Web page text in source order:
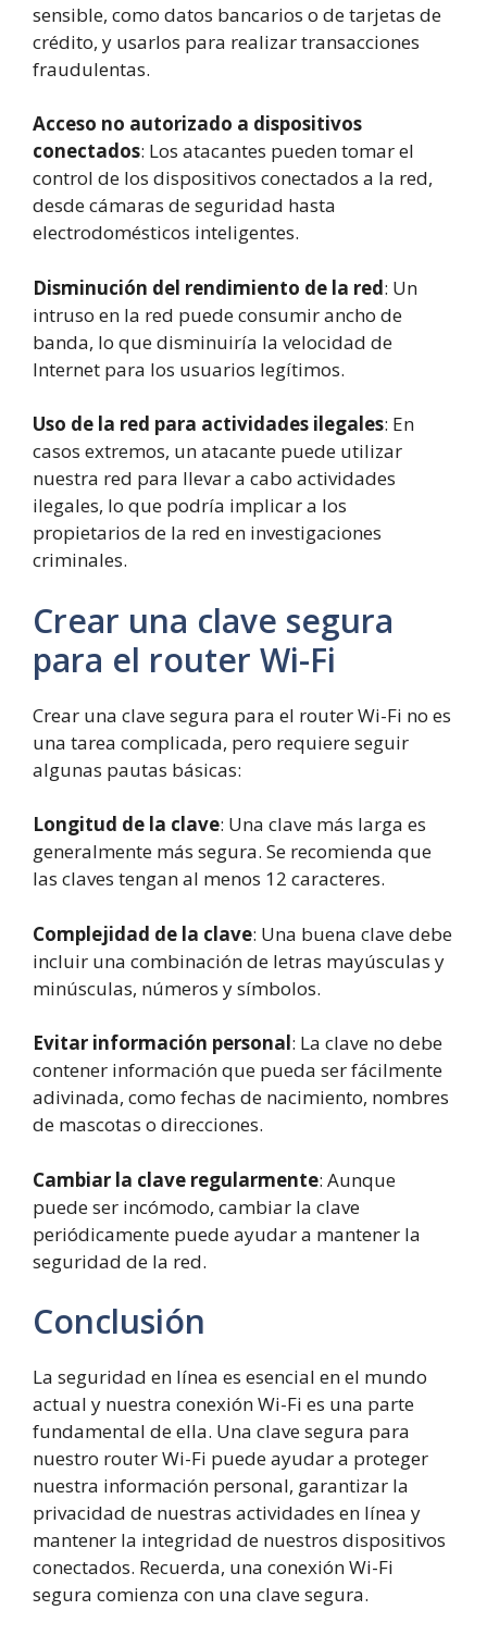
sensible, como datos bancarios o de tarjetas de
crédito, y usarlos para realizar transacciones
fraudulentas.
Acceso no autorizado a dispositivos
conectados: Los atacantes pueden tomar el
control de los dispositivos conectados a la red,
desde cámaras de seguridad hasta
electrodomésticos inteligentes.
Disminución del rendimiento de la red: Un
intruso en la red puede consumir ancho de
banda, lo que disminuiría la velocidad de
Internet para los usuarios legítimos.
Uso de la red para actividades ilegales: En
casos extremos, un atacante puede utilizar
nuestra red para llevar a cabo actividades
ilegales, lo que podría implicar a los
propietarios de la red en investigaciones
criminales.
Crear una clave segura
para el router Wi-Fi
Crear una clave segura para el router Wi-Fi no es
una tarea complicada, pero requiere seguir
algunas pautas básicas:
Longitud de la clave: Una clave más larga es
generalmente más segura. Se recomienda que
las claves tengan al menos 12 caracteres.
Complejidad de la clave: Una buena clave debe
incluir una combinación de letras mayúsculas y
minúsculas, números y símbolos.
Evitar información personal: La clave no debe
contener información que pueda ser fácilmente
adivinada, como fechas de nacimiento, nombres
de mascotas o direcciones.
Cambiar la clave regularmente: Aunque
puede ser incómodo, cambiar la clave
periódicamente puede ayudar a mantener la
seguridad de la red.
Conclusión
La seguridad en línea es esencial en el mundo
actual y nuestra conexión Wi-Fi es una parte
fundamental de ella. Una clave segura para
nuestro router Wi-Fi puede ayudar a proteger
nuestra información personal, garantizar la
privacidad de nuestras actividades en línea y
mantener la integridad de nuestros dispositivos
conectados. Recuerda, una conexión Wi-Fi
segura comienza con una clave segura.